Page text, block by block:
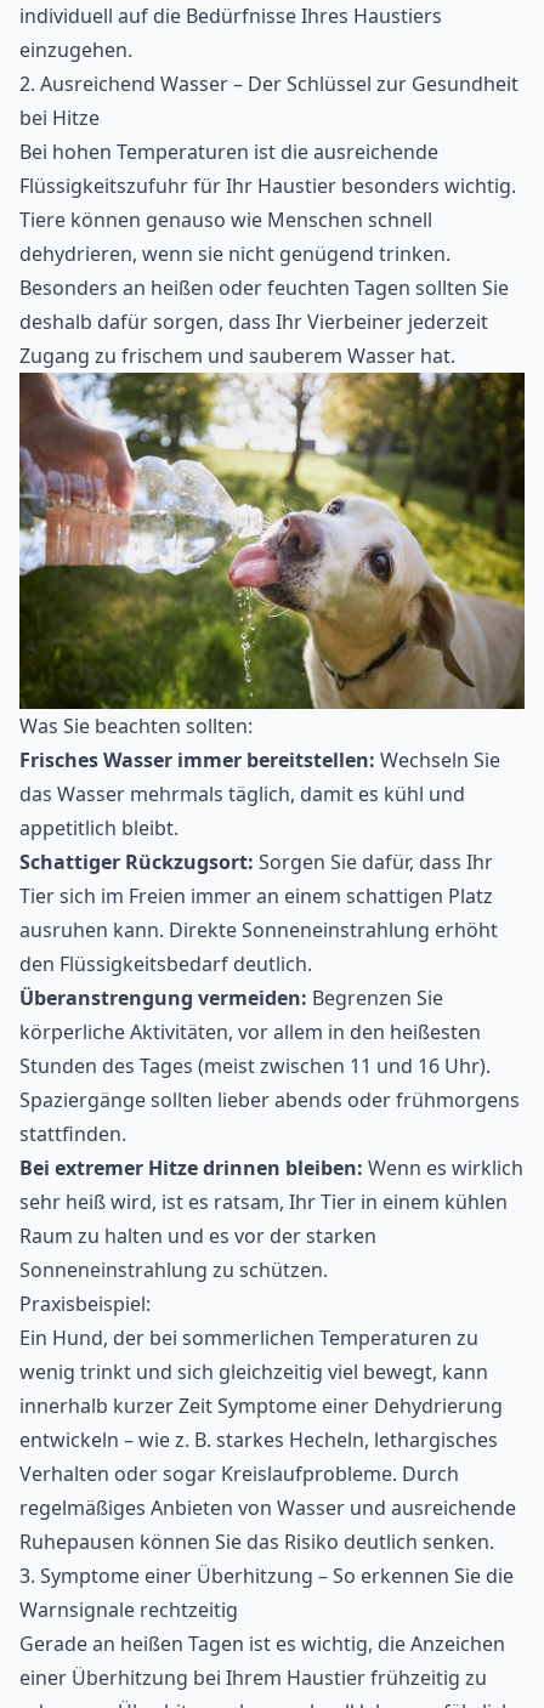
individuell auf die Bedürfnisse Ihres Haustiers
einzugehen.
2. Ausreichend Wasser – Der Schlüssel zur Gesundheit
bei Hitze
Bei hohen Temperaturen ist die ausreichende
Flüssigkeitszufuhr für Ihr Haustier besonders wichtig.
Tiere können genauso wie Menschen schnell
dehydrieren, wenn sie nicht genügend trinken.
Besonders an heißen oder feuchten Tagen sollten Sie
deshalb dafür sorgen, dass Ihr Vierbeiner jederzeit
Zugang zu frischem und sauberem Wasser hat.
Was Sie beachten sollten:
Frisches Wasser immer bereitstellen: Wechseln Sie
das Wasser mehrmals täglich, damit es kühl und
appetitlich bleibt.
Schattiger Rückzugsort: Sorgen Sie dafür, dass Ihr
Tier sich im Freien immer an einem schattigen Platz
ausruhen kann. Direkte Sonneneinstrahlung erhöht
den Flüssigkeitsbedarf deutlich.
Überanstrengung vermeiden: Begrenzen Sie
körperliche Aktivitäten, vor allem in den heißesten
Stunden des Tages (meist zwischen 11 und 16 Uhr).
Spaziergänge sollten lieber abends oder frühmorgens
stattfinden.
Bei extremer Hitze drinnen bleiben: Wenn es wirklich
sehr heiß wird, ist es ratsam, Ihr Tier in einem kühlen
Raum zu halten und es vor der starken
Sonneneinstrahlung zu schützen.
Praxisbeispiel:
Ein Hund, der bei sommerlichen Temperaturen zu
wenig trinkt und sich gleichzeitig viel bewegt, kann
innerhalb kurzer Zeit Symptome einer Dehydrierung
entwickeln – wie z. B. starkes Hecheln, lethargisches
Verhalten oder sogar Kreislaufprobleme. Durch
regelmäßiges Anbieten von Wasser und ausreichende
Ruhepausen können Sie das Risiko deutlich senken.
3. Symptome einer Überhitzung – So erkennen Sie die
Warnsignale rechtzeitig
Gerade an heißen Tagen ist es wichtig, die Anzeichen
einer Überhitzung bei Ihrem Haustier frühzeitig zu